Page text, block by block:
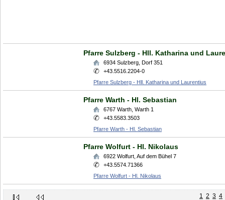
Pfarre Sulzberg - Hll. Katharina und
6934 Sulzberg Dorf 351
+43.5516.2204-0
Pfarre Sulzberg - Hll. Katharina und Laurentius
Pfarre Warth - Hl. Sebastian
6767 Warth Warth 1
+43.5583.3503
Pfarre Warth - Hl. Sebastian
Pfarre Wolfurt - Hl. Nikolaus
6922 Wolfurt Auf dem Bühel 7
+43.5574.71366
Pfarre Wolfurt - Hl. Nikolaus
1 2 3 4